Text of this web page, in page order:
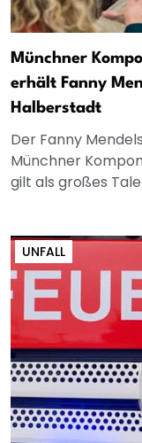
Münchner
erhält Fanny
Halberstadt
Der Fanny
Münchner
gilt als großes
UNFALL